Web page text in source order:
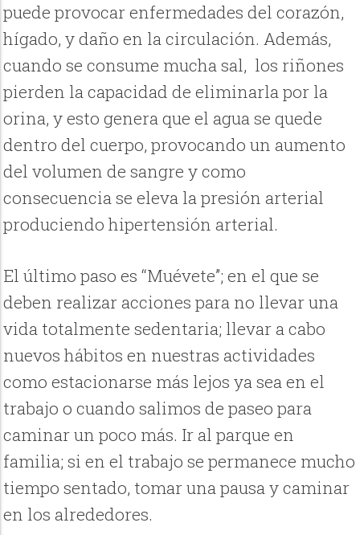
puede provocar enfermedades del corazón,
hígado, y daño en la circulación. Además,
cuando se consume mucha sal, los riñones
pierden la capacidad de eliminarla por la
orina, y esto genera que el agua se quede
dentro del cuerpo, provocando un aumento
del volumen de sangre y como
consecuencia se eleva la presión arterial
produciendo hipertensión arterial.
El último paso es “Muévete”; en el que se
deben realizar acciones para no llevar una
vida totalmente sedentaria; llevar a cabo
nuevos hábitos en nuestras actividades
como estacionarse más lejos ya sea en el
trabajo o cuando salimos de paseo para
caminar un poco más. Ir al parque en
familia; si en el trabajo se permanece mucho
tiempo sentado, tomar una pausa y caminar
en los alrededores.